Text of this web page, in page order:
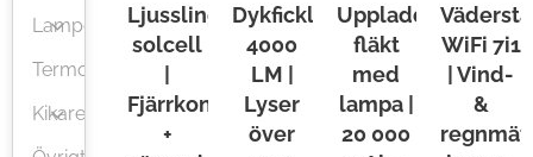
ös
prestan
da och
extrem
drifttid.
Lampor
Termometrar
Kikare
Ljusslinga
solcell
Fjärrkontroll
+
Dykficklampa
4000
LM |
Lyser
över
Uppladdningsbar
fläkt
med
lampa |
20 000
WiFi 7i1
| Vind-
&